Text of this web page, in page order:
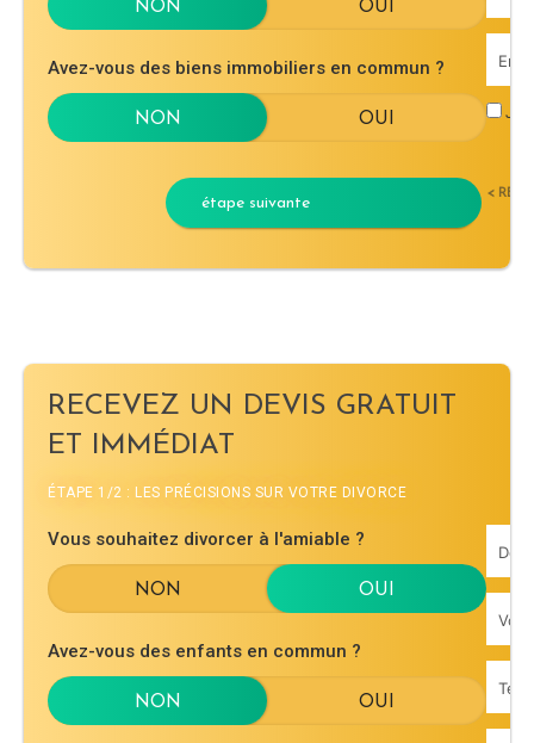
Avez-vous des biens immobiliers en commun ?
étape suivante <
RECEVEZ UN DEVIS GRATUIT
ET IMMÉDIAT
ÉTAPE 1/2 : LES PRÉCISIONS SUR VOTRE DIVORCE
Vous souhaitez divorcer à l'amiable ?
Avez-vous des enfants en commun ?